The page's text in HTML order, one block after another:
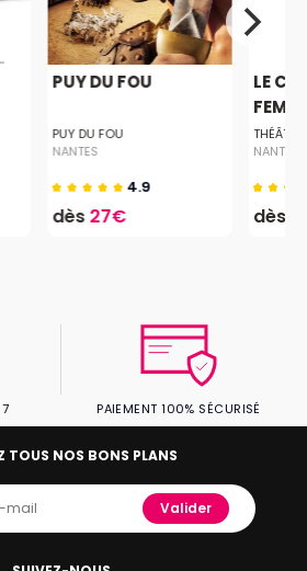
PUY DU FOU
PUY DU FOU
NANTES
4.9
dès27€
LE
NANTES
dès
PAIEMENT 100% SÉCURISÉ
TOUS NOS BONS PLANS
Valider